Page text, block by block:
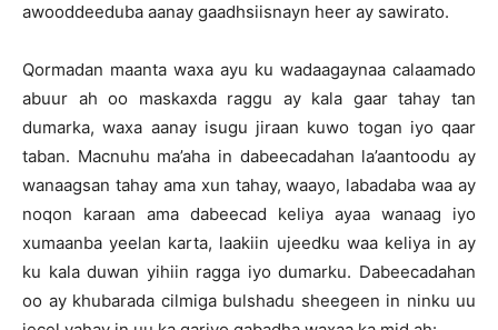
awooddeeduba aanay gaadhsiisnayn heer ay sawirato.
Qormadan maanta waxa ayu ku wadaagaynaa calaamado
abuur ah oo maskaxda raggu ay kala gaar tahay tan
dumarka, waxa aanay isugu jiraan kuwo togan iyo qaar
taban. Macnuhu ma’aha in dabeecadahan la’aantoodu ay
wanaagsan tahay ama xun tahay, waayo, labadaba waa ay
noqon karaan ama dabeecad keliya ayaa wanaag iyo
xumaanba yeelan karta, laakiin ujeedku waa keliya in ay
ku kala duwan yihiin ragga iyo dumarku. Dabeecadahan
oo ay khubarada cilmiga bulshadu sheegeen in ninku uu